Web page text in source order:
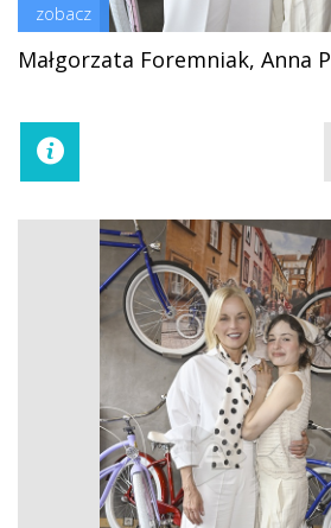
zobacz
Małgorzata Foremniak, Anna